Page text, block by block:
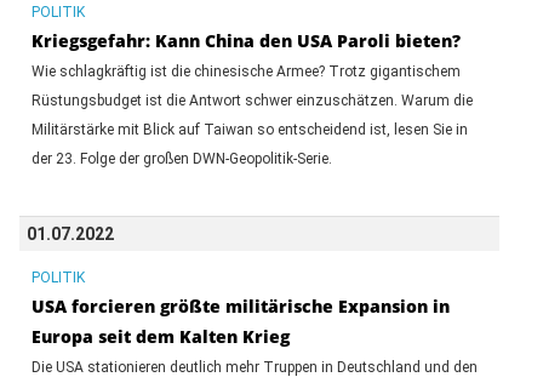
POLITIK
Kriegsgefahr: Kann China den USA Paroli bieten?
Wie schlagkräftig ist die chinesische Armee? Trotz gigantischem
Rüstungsbudget ist die Antwort schwer einzuschätzen. Warum die
Militärstärke mit Blick auf Taiwan so entscheidend ist, lesen Sie in
der 23. Folge der großen DWN-Geopolitik-Serie.
01.07.2022
POLITIK
USA forcieren größte militärische Expansion in
Europa seit dem Kalten Krieg
Die USA stationieren deutlich mehr Truppen in Deutschland und den